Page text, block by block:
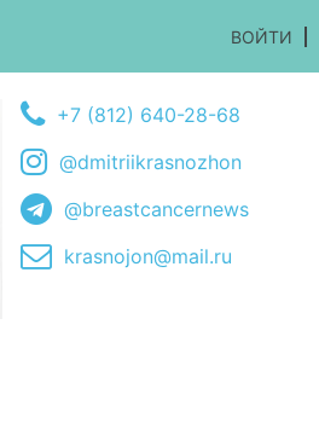
ВОЙТИ
+7 (812) 640-28-68
@dmitriikrasnozhon
@breastcancernews
krasnojon@mail.ru